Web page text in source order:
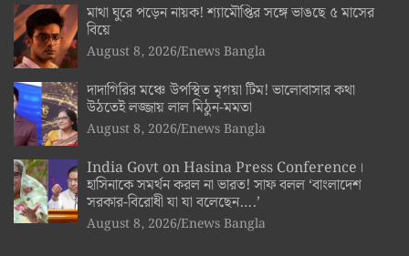
মাথা ঘুরে পড়েন নায়ক! শ্যামৌপ্তির সঙ্গে ভাঙছে ৫ মাসের
বিয়ে
August 8, 2026 Enews Bangla
দাদাগিরির মঞ্চে উপস্থিত মৃগয়া টিম! ভালোবাসার কথা
উঠতেই লজ্জায় লাল মিঠুন-মমতা
August 8, 2026 Enews Bangla
India Govt on Hasina Press Conference।
হাসিনাকে সমর্থন করল না ভারত! সাফ বলল ‘বাংলাদেশ
সরকার-বিরোধী যা যা বলেছেন….’
August 8, 2026 Enews Bangla